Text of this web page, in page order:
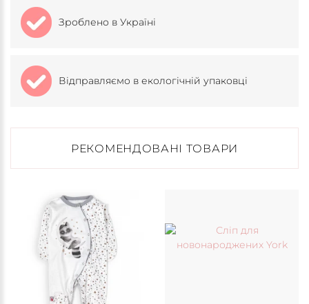
Зроблено в Україні
Відправляємо в екологічній упаковці
РЕКОМЕНДОВАНІ ТОВАРИ